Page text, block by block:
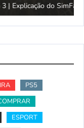
PS5
ESPORT